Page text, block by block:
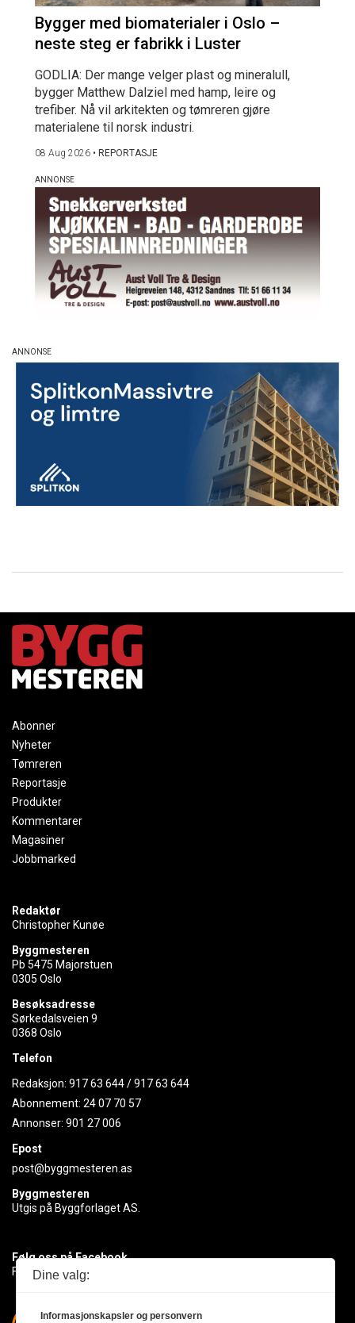
Bygger med biomaterialer i Oslo –
neste steg er fabrikk i Luster
GODLIA: Der mange velger plast og mineralull,
bygger Matthew Dalziel med hamp, leire og
trefiber. Nå vil arkitekten og tømreren gjøre
materialene til norsk industri.
08 Aug 2026 • REPORTASJE
Abonner
Nyheter
Tømreren
Reportasje
Produkter
Kommentarer
Magasiner
Jobbmarked
Redaktør
Christopher Kunøe
Byggmesteren
Pb 5475 Majorstuen
0305 Oslo
Besøksadresse
Sørkedalsveien 9
0368 Oslo
Telefon
Redaksjon: 917 63 644/917 63 644
Abonnement: 24 07 70 57
Annonser: 901 27 006
Epost
post@byggmesteren.as
Byggmesteren
Utgis på Byggforlaget AS.
Følg oss på Facebook
Få med deg det siste innen byggebransjen
Dine valg:
Informasjonskapsler og personvern